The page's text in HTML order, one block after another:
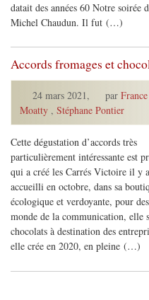
datait des années 60 Notre soirée
Michel Chaudun. Il fut (…)
Accords fromages et
24 mars 2021, par
Moatty , Stéphane Pontier
Cette dégustation d’accords très
particulièrement intéressante est
qui a créé les Carrés Victoire il y
accueilli en octobre, dans sa
écologique et verdoyante, pour
monde de la communication, elle
chocolats à destination des
elle crée en 2020, en pleine (…)